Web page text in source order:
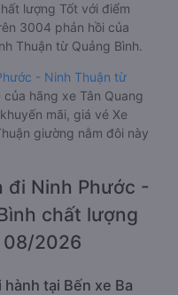
lượng Tốt với điểm
3004 phản hồi của
Thuận từ Quảng Bình.
- Ninh Thuận từ
hãng xe Tân Quang
mãi, giá vé Xe
giường nằm đôi này
đi Ninh Phước -
chất lượng
08/2026
hành tại Bến xe Ba